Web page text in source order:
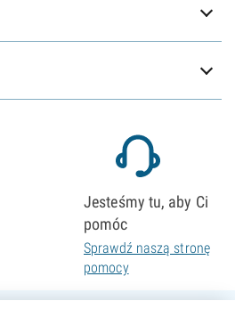
Jesteśmy tu, aby Ci
pomóc
Sprawdź naszą stronę
pomocy